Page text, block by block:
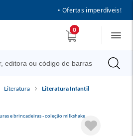
• Ofertas imperdíveis!
0
Literatura Literatura Infantil